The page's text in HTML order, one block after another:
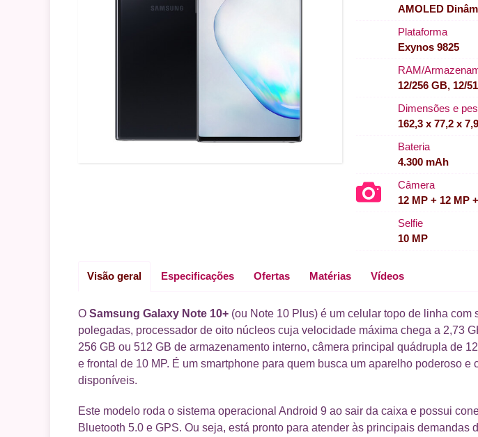
AMOLED
Plataforma
Exynos 9825
RAM/
12/256 GB, 12/
Dimensões e
162,3 x 77,2 x
Bateria
4.300 mAh
Câmera
12 MP + 12 MP
Selfie
10 MP
Visão geral Especificações Ofertas Matérias Vídeos
O Samsung Galaxy Note 10+ (ou Note 10 Plus) é um celular topo de linha com
polegadas, processador de oito núcleos cuja velocidade máxima chega a 2,73
256 GB ou 512 GB de armazenamento interno, câmera principal quádrupla de
e frontal de 10 MP. É um smartphone para quem busca um aparelho poderoso e
disponíveis.
Este modelo roda o sistema operacional Android 9 ao sair da caixa e possui
Bluetooth 5.0 e GPS. Ou seja, está pronto para atender às principais demandas